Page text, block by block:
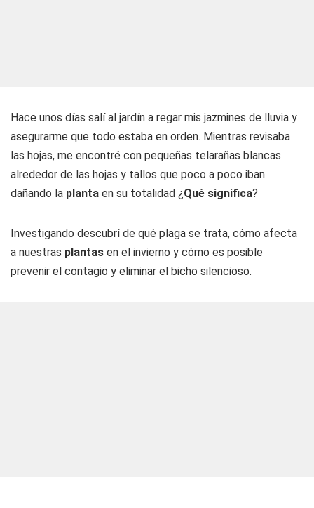
Hace unos días salí al jardín a regar mis jazmines de lluvia y
asegurarme que todo estaba en orden. Mientras revisaba
las hojas, me encontré con pequeñas telarañas blancas
alrededor de las hojas y tallos que poco a poco iban
dañando la planta en su totalidad ¿ Qué significa?
Investigando descubrí de qué plaga se trata, cómo afecta
a nuestras plantas en el invierno y cómo es posible
prevenir el contagio y eliminar el bicho silencioso.